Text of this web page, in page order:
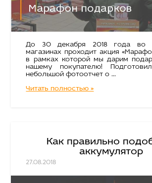
До 30 декабря 2018 года во
магазинах проходит акция
в рамках которой мы дарим
нашему покупателю!
небольшой фотоотчет о ...
Читать полностью »
Как правильно
аккумулятор
27.08.2018